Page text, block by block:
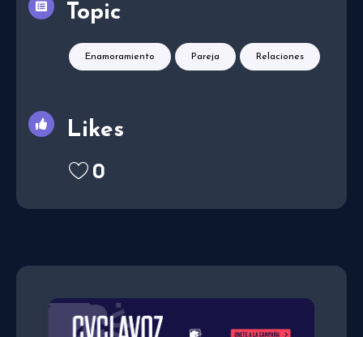
Topic
Enamoramiento Pareja Relaciones
Likes
0